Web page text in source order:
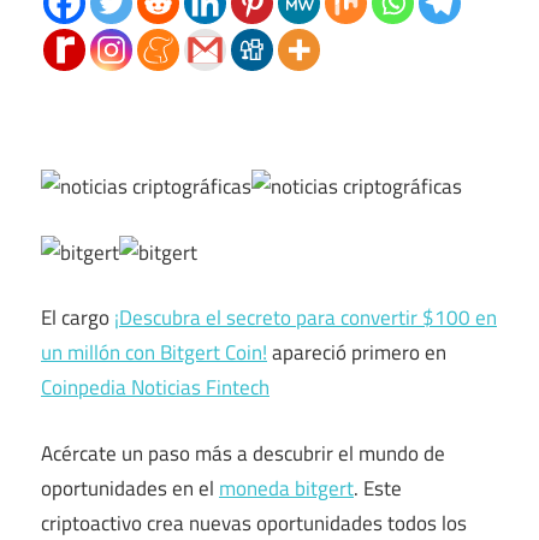
El cargo ¡Descubra el secreto para convertir $100 en
un millón con Bitgert Coin!apareció primero en
Coinpedia Noticias Fintech
Acércate un paso más a descubrir el mundo de
oportunidades en el moneda bitgert. Este
criptoactivo crea nuevas oportunidades todos los